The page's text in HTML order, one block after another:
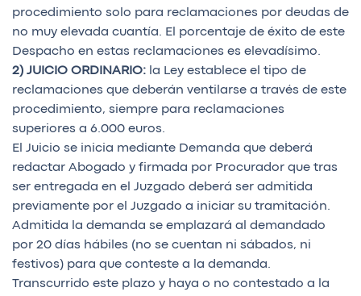
procedimiento solo para reclamaciones por deudas de
no muy elevada cuantía. El porcentaje de éxito de este
Despacho en estas reclamaciones es elevadísimo.
2) JUICIO ORDINARIO: la Ley establece el tipo de
reclamaciones que deberán ventilarse a través de este
procedimiento, siempre para reclamaciones
superiores a 6.000 euros.
El Juicio se inicia mediante Demanda que deberá
redactar Abogado y firmada por Procurador que tras
ser entregada en el Juzgado deberá ser admitida
previamente por el Juzgado a iniciar su tramitación.
Admitida la demanda se emplazará al demandado
por 20 días hábiles (no se cuentan ni sábados, ni
festivos) para que conteste a la demanda.
Transcurrido este plazo y haya o no contestado a la